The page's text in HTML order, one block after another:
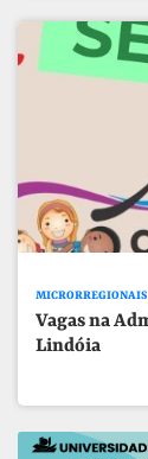
MICRORREGIONAIS
Vagas na
Lindóia